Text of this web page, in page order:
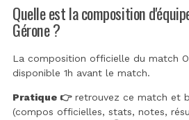
Quelle est la composition
Gérone ?
La composition officielle du match
disponible 1h avant le match.
Pratique 👉retrouvez ce match et
(compos officielles, stats, notes,